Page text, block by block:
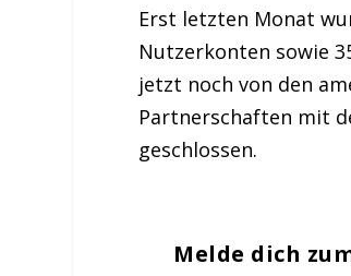
Erst letzten Monat
Nutzerkonten sowie
jetzt noch von den
Partnerschaften mit
geschlossen.
Melde dich